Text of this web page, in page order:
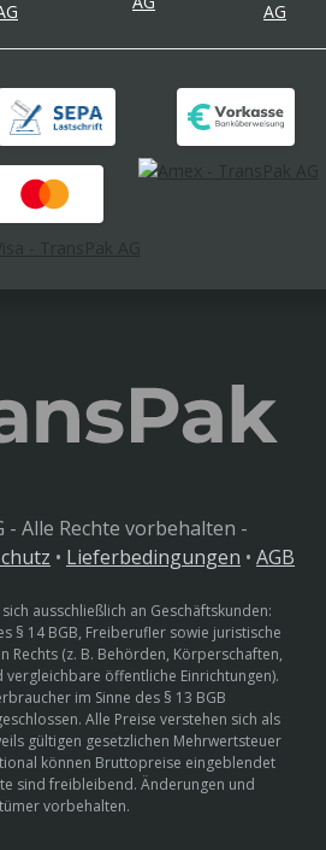
- Alle Rechte vorbehalten -
• Lieferbedingungen • AGB
ausschließlich an Geschäftskunden:
§ 14 BGB, Freiberufler sowie juristische
Rechts (z. B. Behörden, Körperschaften,
vergleichbare öffentliche Einrichtungen).
im Sinne des § 13 BGB
Alle Preise verstehen sich als
gültigen gesetzlichen Mehrwertsteuer
können Bruttopreise eingeblendet
sind freibleibend. Änderungen und
vorbehalten.